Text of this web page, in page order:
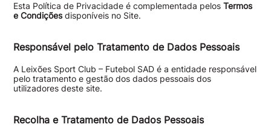
Esta Política de Privacidade é complementada pelos Termos
e Condiçõesdisponíveis no Site.
Responsável pelo Tratamento de Dados Pessoais
A Leixões Sport Club – Futebol SAD é a entidade responsável
pelo tratamento e gestão dos dados pessoais dos
utilizadores deste site.
Recolha e Tratamento de Dados Pessoais